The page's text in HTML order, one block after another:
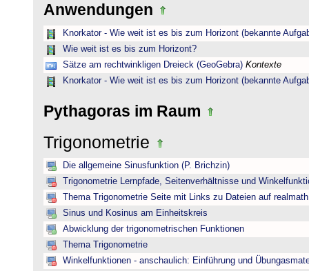
Anwendungen
Knorkator - Wie weit ist es bis zum Horizont (bekannte
Wie weit ist es bis zum Horizont?
Sätze am rechtwinkligen Dreieck (GeoGebra) Kontexte
Knorkator - Wie weit ist es bis zum Horizont (bekannte
Pythagoras im Raum
Trigonometrie
Die allgemeine Sinusfunktion (P. Brichzin)
Trigonometrie Lernpfade, Seitenverhältnisse und
Thema Trigonometrie Seite mit Links zu Dateien auf
Sinus und Kosinus am Einheitskreis
Abwicklung der trigonometrischen Funktionen
Thema Trigonometrie
Winkelfunktionen - anschaulich: Einführung und